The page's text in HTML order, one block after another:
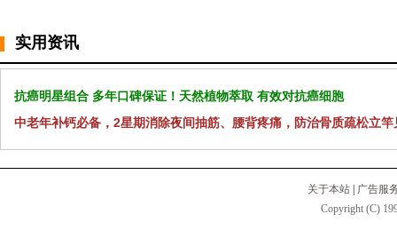
实用资讯
抗癌明星组合 多年口碑保证！天然植物萃取 有效对抗癌细胞
中老年补钙必备，2星期消除夜间抽筋、腰背疼痛，防治骨质疏松立竿
关于本站
广告服
Copyright (C)